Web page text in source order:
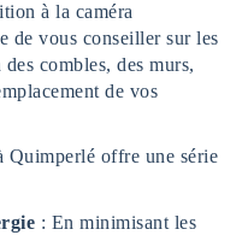
à la caméra
de vous conseiller sur les
combles, des murs,
de vos
Quimperlé offre une série
: En minimisant les